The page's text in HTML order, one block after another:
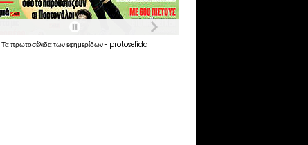
Ταπρωτοσέλιδατωνεφημερίδων- protoselida